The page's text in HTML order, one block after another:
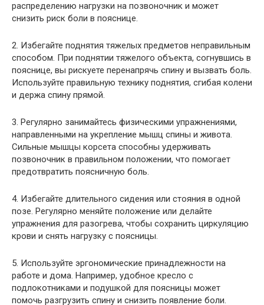
распределению нагрузки на позвоночник и может
снизить риск боли в пояснице.
2. Избегайте поднятия тяжелых предметов неправильным
способом. При поднятии тяжелого объекта, согнувшись в
пояснице, вы рискуете перенапрячь спину и вызвать боль.
Используйте правильную технику поднятия, сгибая колени
и держа спину прямой.
3. Регулярно занимайтесь физическими упражнениями,
направленными на укрепление мышц спины и живота.
Сильные мышцы корсета способны удерживать
позвоночник в правильном положении, что помогает
предотвратить поясничную боль.
4. Избегайте длительного сидения или стояния в одной
позе. Регулярно меняйте положение или делайте
упражнения для разогрева, чтобы сохранить циркуляцию
крови и снять нагрузку с поясницы.
5. Используйте эргономические принадлежности на
работе и дома. Например, удобное кресло с
подлокотниками и подушкой для поясницы может
помочь разгрузить спину и снизить появление боли.